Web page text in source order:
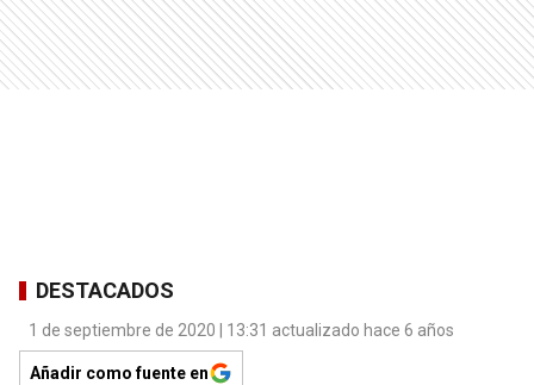
DESTACADOS
1 de septiembre de 2020 | 13:31 actualizado hace 6 años
Añadir como fuente en